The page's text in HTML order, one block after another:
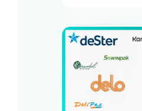
Es muss klare,
vollziehbare
innovativen
vollständige
Evaluierung